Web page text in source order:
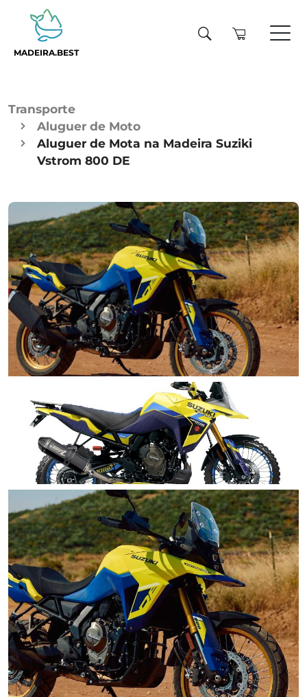
MADEIRA.BEST
Transporte
Aluguer de Moto
Aluguer de Mota na Madeira Suziki
Vstrom 800 DE